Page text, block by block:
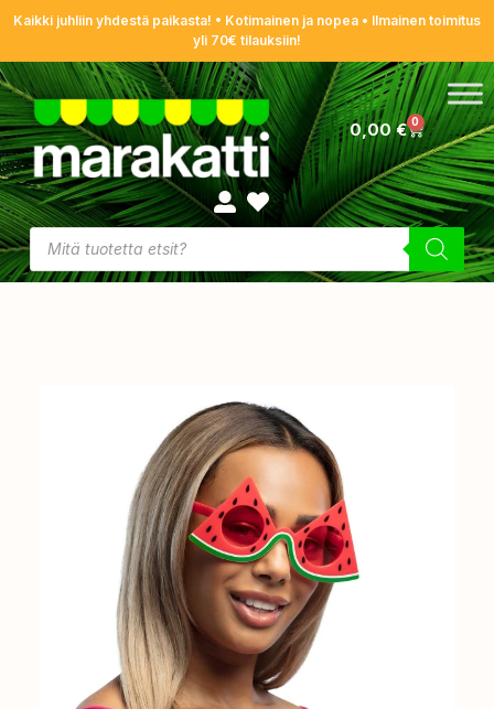
Kaikki juhliin yhdestä paikasta! • Kotimainen ja nopea • Ilmainen toimitus
yli 70€ tilauksiin!
0,00€ 0